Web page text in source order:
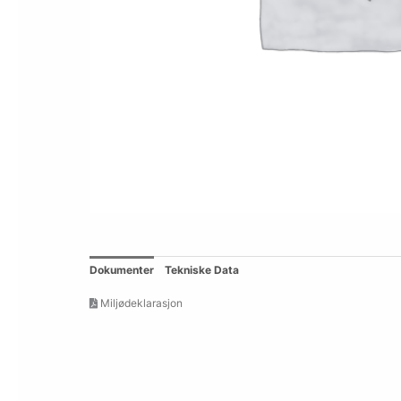
Dokumenter Tekniske Data
Miljødeklarasjon